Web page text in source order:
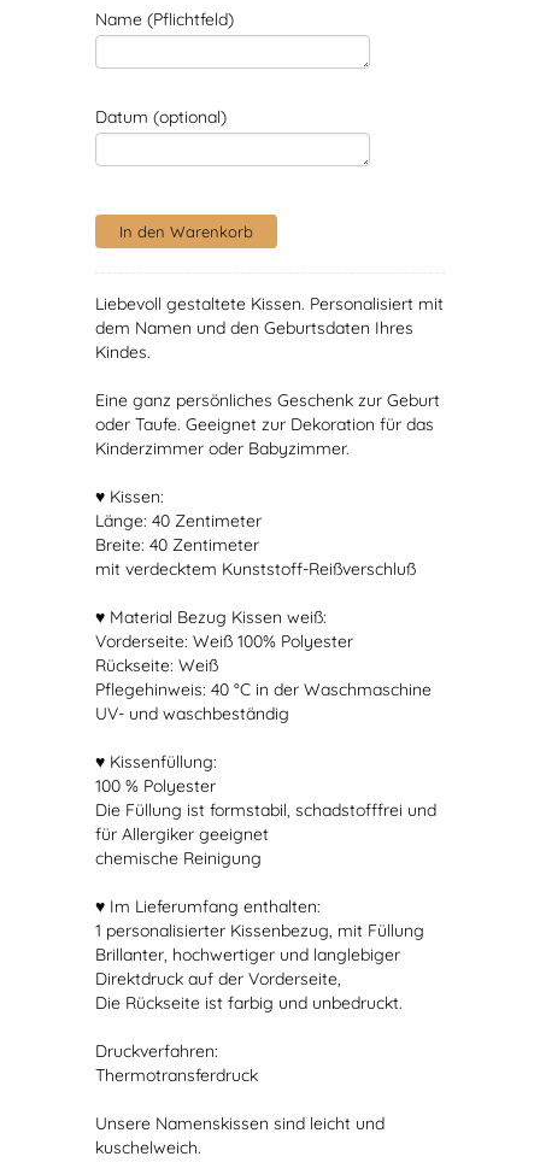
Name (Pflichtfeld)
Datum (optional)
Liebevoll gestaltete Kissen. Personalisiert mit
dem Namen und den Geburtsdaten Ihres
Kindes.
Eine ganz persönliches Geschenk zur Geburt
oder Taufe. Geeignet zur Dekoration für das
Kinderzimmer oder Babyzimmer.
♥ Kissen:
Länge: 40 Zentimeter
Breite: 40 Zentimeter
mit verdecktem Kunststoff-Reißverschluß
♥ Material Bezug Kissen weiß:
Vorderseite: Weiß 100% Polyester
Rückseite: Weiß
Pflegehinweis: 40 °C in der Waschmaschine
UV- und waschbeständig
♥ Kissenfüllung:
100 % Polyester
Die Füllung ist formstabil, schadstofffrei und
für Allergiker geeignet
chemische Reinigung
♥ Im Lieferumfang enthalten:
1 personalisierter Kissenbezug, mit Füllung
Brillanter, hochwertiger und langlebiger
Direktdruck auf der Vorderseite,
Die Rückseite ist farbig und unbedruckt.
Druckverfahren:
Thermotransferdruck
Unsere Namenskissen sind leicht und
kuschelweich.